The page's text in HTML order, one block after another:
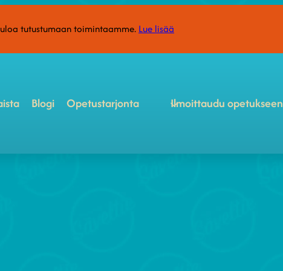
tutustumaan toimintaamme. Lue lisää
Blogi Opetustarjonta Ilmoittaudu opetukseen